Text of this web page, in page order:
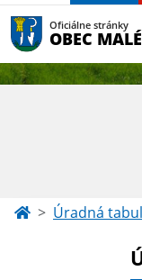
Oficiálne stránky
OBEC
Úradná